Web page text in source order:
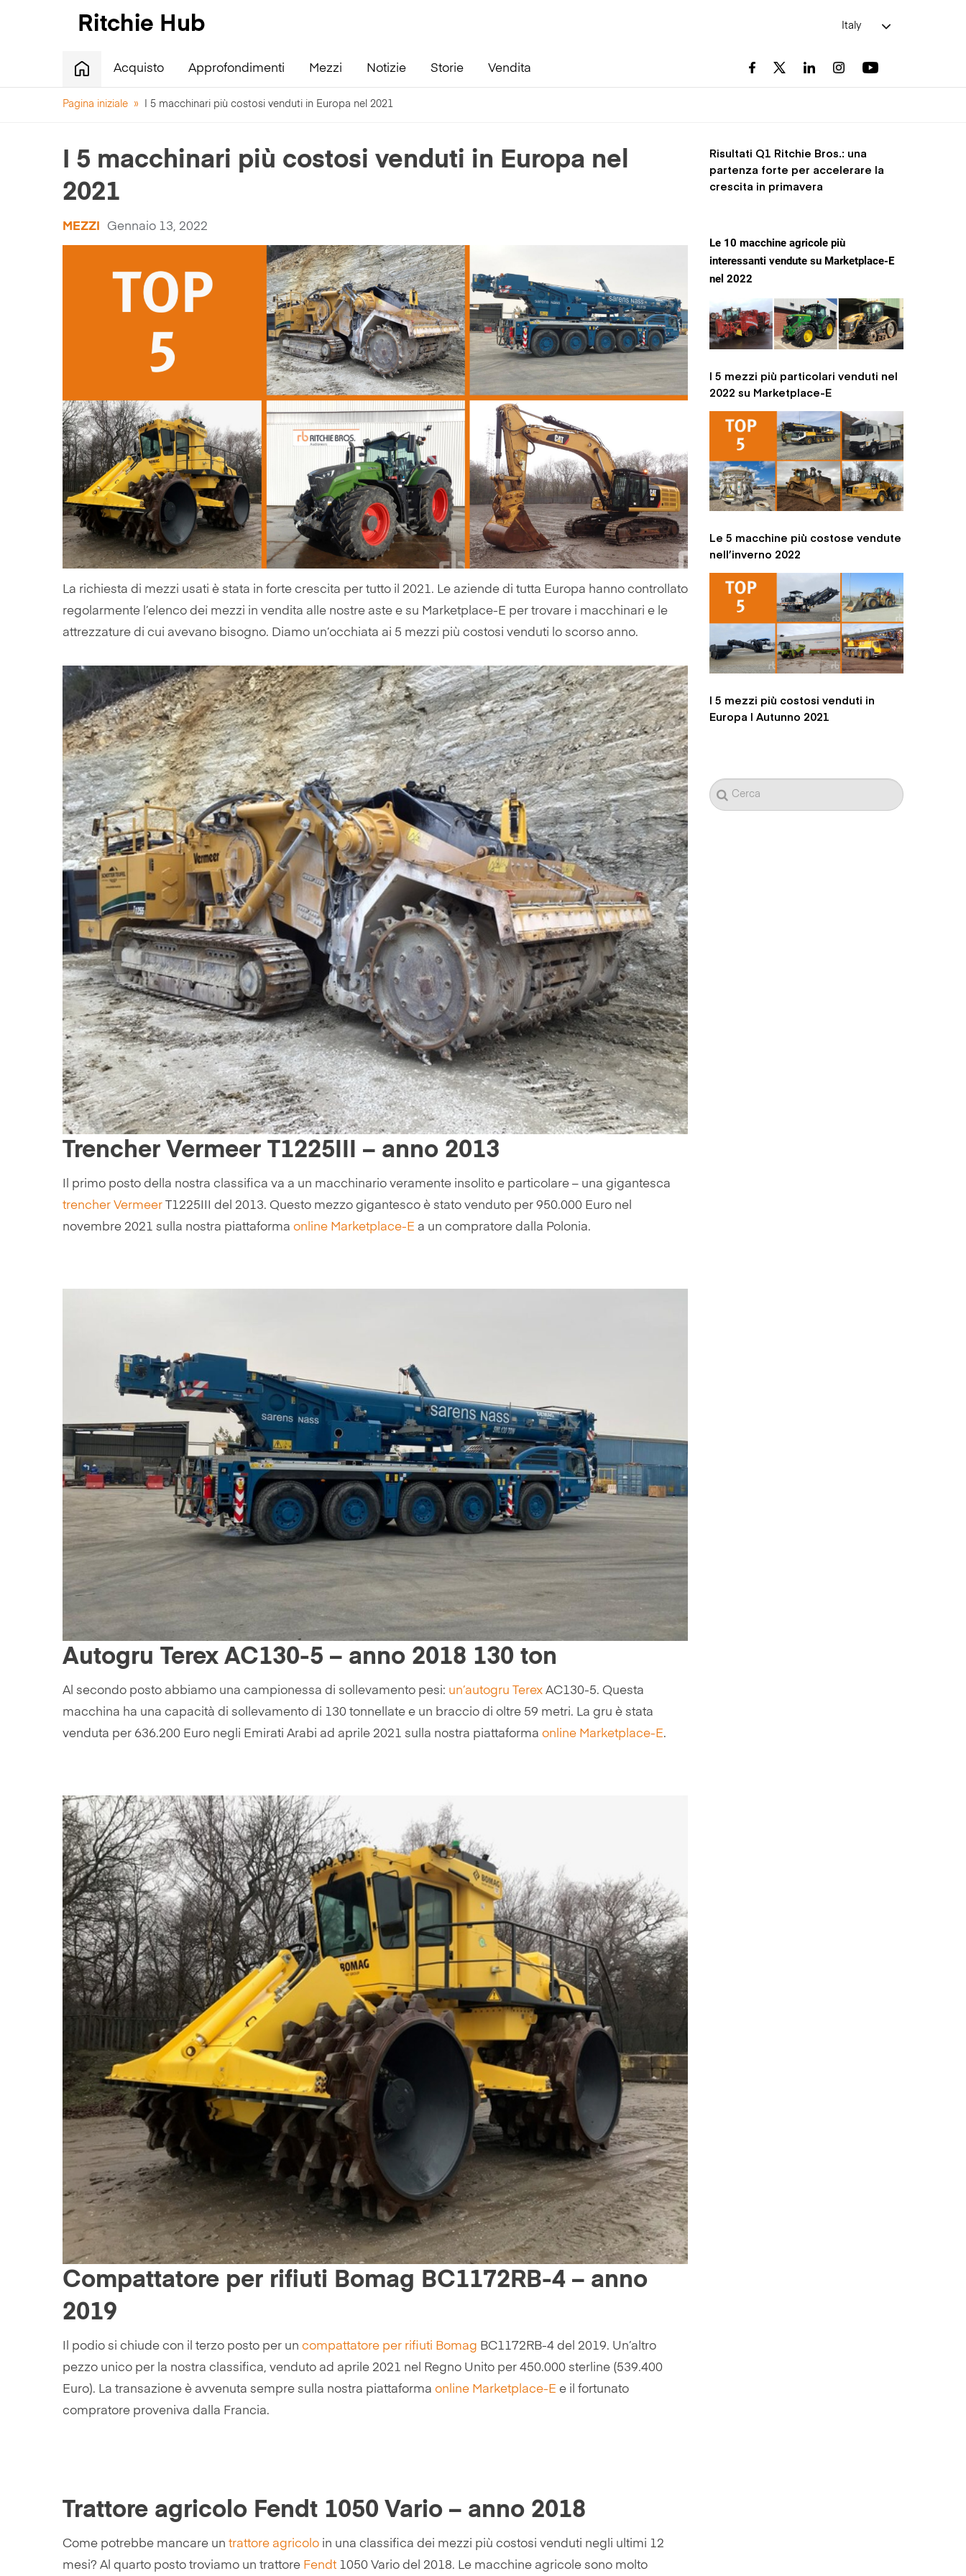
Italy
Acquisto Approfondimenti Mezzi Notizie Storie Vendita
Pagina iniziale » I 5 macchinari più costosi venduti in Europa nel 2021
I 5 macchinari più costosi venduti in Europa nel
2021
MEZZI Gennaio 13, 2022
La richiesta di mezzi usati è stata in forte crescita per tutto il 2021. Le aziende di tutta Europa hanno controllato
regolarmente l’elenco dei mezzi in vendita alle nostre aste e su Marketplace-E per trovare i macchinari e le
attrezzature di cui avevano bisogno. Diamo un’occhiata ai 5 mezzi più costosi venduti lo scorso anno.
Trencher Vermeer T1225III – anno 2013
Il primo posto della nostra classifica va a un macchinario veramente insolito e particolare – una gigantesca
trencher Vermeer T1225III del 2013. Questo mezzo gigantesco è stato venduto per 950.000 Euro nel
novembre 2021 sulla nostra piattaforma online Marketplace-E a un compratore dalla Polonia.
Autogru Terex AC130-5 – anno 2018 130 ton
Al secondo posto abbiamo una campionessa di sollevamento pesi: un’autogru Terex AC130-5. Questa
macchina ha una capacità di sollevamento di 130 tonnellate e un braccio di oltre 59 metri. La gru è stata
venduta per 636.200 Euro negli Emirati Arabi ad aprile 2021 sulla nostra piattaforma online Marketplace-E.
Compattatore per rifiuti Bomag BC1172RB-4 – anno
2019
Il podio si chiude con il terzo posto per un compattatore per rifiuti Bomag BC1172RB-4 del 2019. Un’altro
pezzo unico per la nostra classifica, venduto ad aprile 2021 nel Regno Unito per 450.000 sterline (539.400
Euro). La transazione è avvenuta sempre sulla nostra piattaforma online Marketplace-E e il fortunato
compratore proveniva dalla Francia.
Trattore agricolo Fendt 1050 Vario – anno 2018
Come potrebbe mancare un trattore agricolo in una classifica dei mezzi più costosi venduti negli ultimi 12
mesi? Al quarto posto troviamo un trattore Fendt 1050 Vario del 2018. Le macchine agricole sono molto
Risultati Q1 Ritchie Bros.: una
partenza forte per accelerare la
crescita in primavera
Le 10 macchine agricole più
interessanti vendute su Marketplace-E
nel 2022
I 5 mezzi più particolari venduti nel
2022 su Marketplace-E
Le 5 macchine più costose vendute
nell’inverno 2022
I 5 mezzi più costosi venduti in
Europa | Autunno 2021